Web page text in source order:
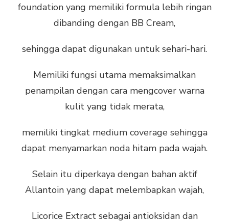
foundation yang memiliki formula lebih ringan
dibanding dengan BB Cream,
sehingga dapat digunakan untuk sehari-hari.
Memiliki fungsi utama memaksimalkan
penampilan dengan cara mengcover warna
kulit yang tidak merata,
memiliki tingkat medium coverage sehingga
dapat menyamarkan noda hitam pada wajah.
Selain itu diperkaya dengan bahan aktif
Allantoin yang dapat melembapkan wajah,
Licorice Extract sebagai antioksidan dan